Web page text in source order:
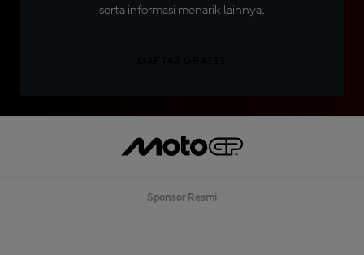
serta informasi menarik lainnya.
Sponsor Resmi